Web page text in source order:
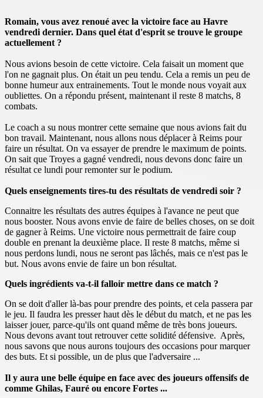
Romain, vous avez renoué avec la victoire face au Havre
vendredi dernier. Dans quel état d'esprit se trouve le groupe
actuellement ?
Nous avions besoin de cette victoire. Cela faisait un moment que
l'on ne gagnait plus. On était un peu tendu. Cela a remis un peu de
bonne humeur aux entrainements. Tout le monde nous voyait aux
oubliettes. On a répondu présent, maintenant il reste 8 matchs, 8
combats.
Le coach a su nous montrer cette semaine que nous avions fait du
bon travail. Maintenant, nous allons nous déplacer à Reims pour
faire un résultat. On va essayer de prendre le maximum de points.
On sait que Troyes a gagné vendredi, nous devons donc faire un
résultat ce lundi pour remonter sur le podium.
Quels enseignements tires-tu des résultats de vendredi soir ?
Connaitre les résultats des autres équipes à l'avance ne peut que
nous booster. Nous avons envie de faire de belles choses, on se doit
de gagner à Reims. Une victoire nous permettrait de faire coup
double en prenant la deuxième place. Il reste 8 matchs, même si
nous perdons lundi, nous ne seront pas lâchés, mais ce n'est pas le
but. Nous avons envie de faire un bon résultat.
Quels ingrédients va-t-il falloir mettre dans ce match ?
On se doit d'aller là-bas pour prendre des points, et cela passera par
le jeu. Il faudra les presser haut dès le début du match, et ne pas les
laisser jouer, parce-qu'ils ont quand même de très bons joueurs.
Nous devons avant tout retrouver cette solidité défensive. Après,
nous savons que nous aurons toujours des occasions pour marquer
des buts. Et si possible, un de plus que l'adversaire ...
Il y aura une belle équipe en face avec des joueurs offensifs de
comme Ghilas, Fauré ou encore Fortes ...